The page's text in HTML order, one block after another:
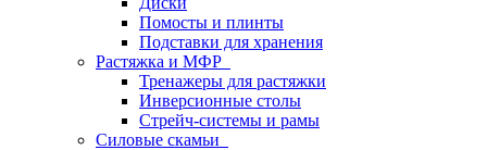
Помосты и плинты
Подставки для хранения
Растяжка и МФР
Тренажеры для растяжки
Инверсионные столы
Стрейч-системы и рамы
Силовые скамьи